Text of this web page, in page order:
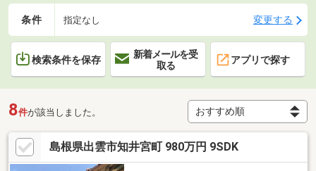
条件 指定なし 変更する
検索条件を保存
新着メールを受
取る
アプリで探す
8件が該当しました。
島根県出雲市知井宮町 980万円 9SDK